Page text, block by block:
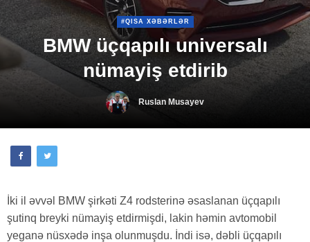
#QISA XƏBƏRLƏR
BMW üçqapılı universalı
nümayiş etdirib
Ruslan Musayev
İki il əvvəl BMW şirkəti Z4 rodsterinə əsaslanan üçqapılı
şutinq breyki nümayiş etdirmişdi, lakin həmin avtomobil
yeganə nüsxədə inşa olunmuşdu. İndi isə, dəbli üçqapılı